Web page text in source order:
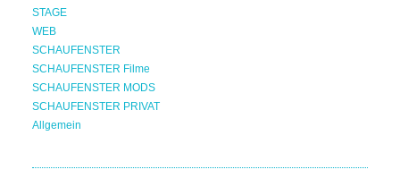
STAGE
WEB
SCHAUFENSTER
SCHAUFENSTER Filme
SCHAUFENSTER MODS
SCHAUFENSTER PRIVAT
Allgemein